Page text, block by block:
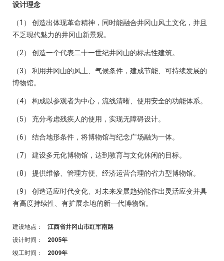
设计理念
（1） 创造出体现革命精神，同时能融合井冈山风土文化，并且
不乏现代魅力的井冈山新景观。
（2） 创造一个代表二十一世纪井冈山的标志性建筑。
（3） 利用井冈山的风土、气候条件，建成节能、可持续发展的
博物馆。
（4） 构成以参观者为中心，流线清晰、使用安全的功能体系。
（5） 充分考虑残疾人的使用，实现无障碍设计。
（6） 结合地形条件，将博物馆与纪念广场融为一体。
（7） 建设多元化博物馆，达到教育与文化休闲的目标。
（8） 提供维修、管理方便、经济运营合理的省力型博物馆。
（9） 创造适应时代变化、对未来发展趋势能作出灵活应变并具
有高度持续性、有扩展余地的新一代博物馆。
建设地点：
江西省井冈山市红军南路
设计时间：
2005年
竣工时间：
2009年